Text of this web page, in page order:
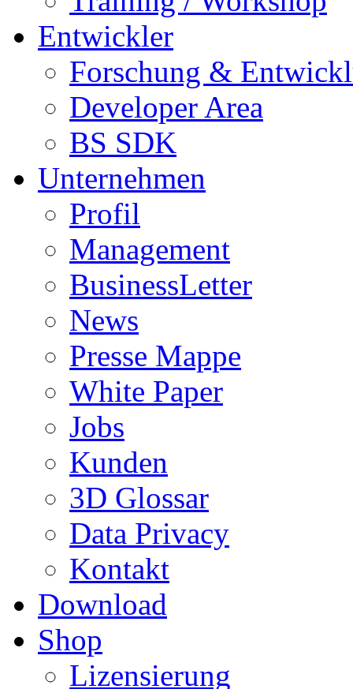
Entwickler
Forschung &
Developer Area
BS SDK
Unternehmen
Profil
Management
BusinessLetter
News
Presse Mappe
White Paper
Jobs
Kunden
3D Glossar
Data Privacy
Kontakt
Download
Shop
Lizensierung